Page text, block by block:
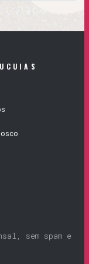
sem spam e